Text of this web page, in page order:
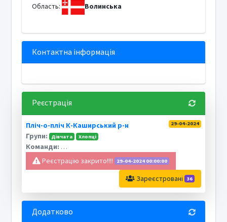
Область: Волинська
Контактна інформація
Реєстрація
Пліч-о-пліч К-Каширський р-н 29-04-2024
Групи: Дівчата Хлопці
Команди: Маневицький ліцей 1 імені Героя України Андрія Снітка
Реєстрацію закрито!!!! 29-04-2024 00:00:00
Зареєстровані 36
Додатково